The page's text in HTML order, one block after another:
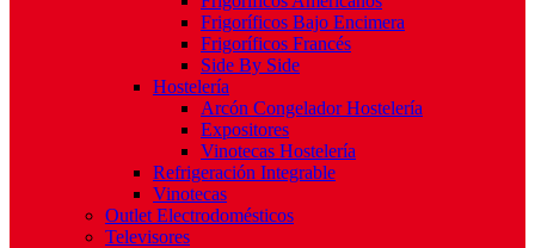
Frigoríficos Bajo Encimera
Frigoríficos Francés
Side By Side
Hostelería
Arcón Congelador Hostelería
Expositores
Vinotecas Hostelería
Refrigeración Integrable
Vinotecas
Outlet Electrodomésticos
Televisores